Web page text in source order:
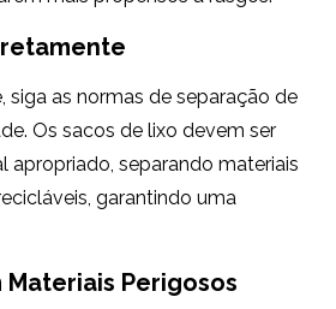
siga as normas de separação de
Os sacos de lixo devem ser
apropriado, separando materiais
garantindo uma
Perigosos